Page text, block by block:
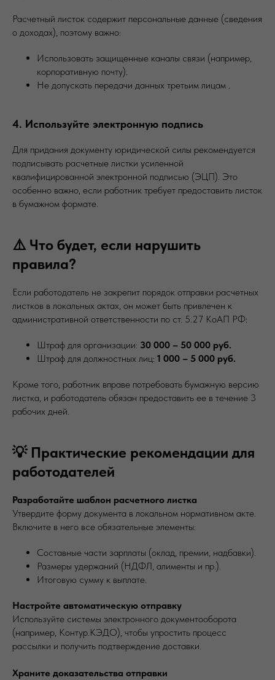
Расчетный листок содержит персональные данные (сведения
о доходах), поэтому важно:
Использовать защищенные каналы связи (например,
корпоративную почту).
Не допускать передачи данных третьим лицам .
4. Используйте электронную подпись
Для придания документу юридической силы рекомендуется
подписывать расчетные листки усиленной
квалифицированной электронной подписью (ЭЦП). Это
особенно важно, если работник требует предоставить листок
в бумажном формате.
⚠️ Что будет, если нарушить
правила?
Если работодатель не закрепит порядок отправки расчетных
листков в локальных актах, он может быть привлечен к
административной ответственности по ст. 5.27 КоАП РФ:
Штраф для организации: 30 000 – 50 000 руб.
Штраф для должностных лиц: 1 000 – 5 000 руб.
Кроме того, работник вправе потребовать бумажную версию
листка, и работодатель обязан предоставить ее в течение 3
рабочих дней.
💡 Практические рекомендации для
работодателей
Разработайте шаблон расчетного листка
Утвердите форму документа в локальном нормативном акте.
Включите в него все обязательные элементы:
Составные части зарплаты (оклад, премии, надбавки).
Размеры удержаний (НДФЛ, алименты и пр.).
Итоговую сумму к выплате.
Настройте автоматическую отправку
Используйте системы электронного документооборота
(например, Контур.КЭДО), чтобы упростить процесс
рассылки и получить подтверждение доставки.
Храните доказательства отправки